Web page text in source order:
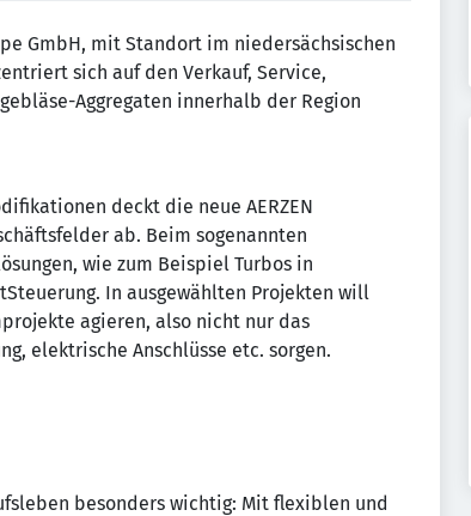
GmbH, mit Standort im niedersächsischen
sich auf den Verkauf, Service,
Aggregaten innerhalb der Region
deckt die neue AERZEN
ab. Beim sogenannten
wie zum Beispiel Turbos in
In ausgewählten Projekten will
agieren, also nicht nur das
elektrische Anschlüsse etc. sorgen.
besonders wichtig: Mit flexiblen und